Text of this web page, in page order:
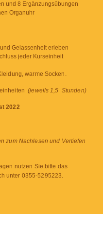
und 8 Ergänzungsübungen
Organuhr
Gelassenheit erleben
jeder Kurseinheit
warme Socken.
(jeweils 1,5 Stunden)
2022
zum Nachlesen und Vertiefen
nutzen Sie bitte das
unter 0355-5295223.